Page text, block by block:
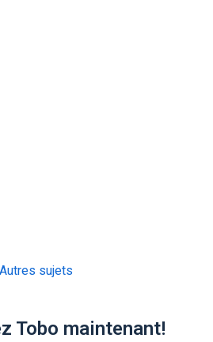
Autres sujets
Tobo maintenant!